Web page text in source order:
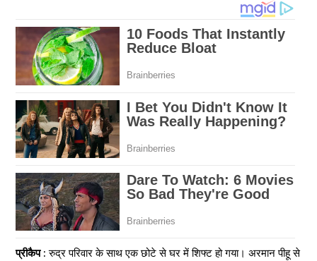
प्रीकैप : रुद्र परिवार के साथ एक छोटे से घर में शिफ्ट हो गया। अरमान पीहू से